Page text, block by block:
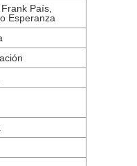
País,
Esperanza